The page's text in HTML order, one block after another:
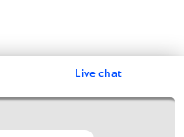
Live chat